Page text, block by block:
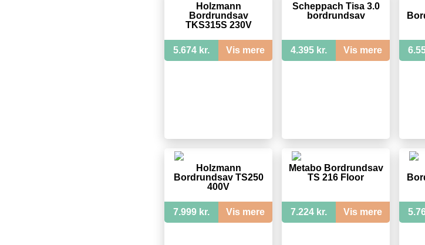
Holzmann
Bordrundsav
TKS315S 230V
5.674 kr. Vis mere
Scheppach Tisa 3.0
bordrundsav
4.395 kr. Vis mere
Holzmann
Bordrundsav TS250
400V
7.999 kr. Vis mere
Metabo Bordrundsav
TS 216 Floor
7.224 kr. Vis mere